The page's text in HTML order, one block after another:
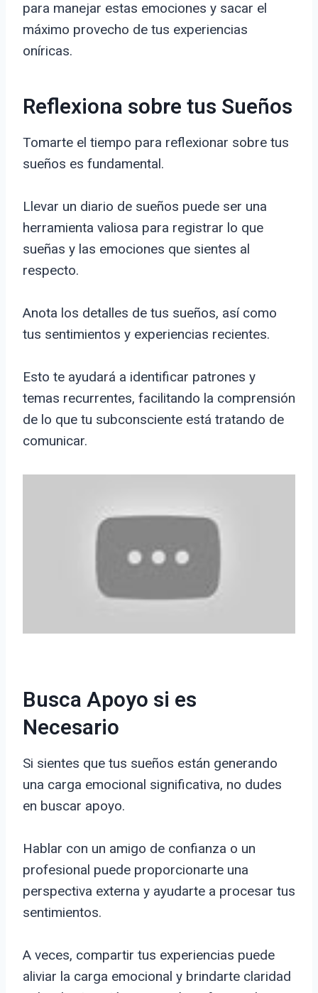
para manejar estas emociones y sacar el
máximo provecho de tus experiencias
oníricas.
Reflexiona sobre tus Sueños
Tomarte el tiempo para reflexionar sobre tus
sueños es fundamental.
Llevar un diario de sueños puede ser una
herramienta valiosa para registrar lo que
sueñas y las emociones que sientes al
respecto.
Anota los detalles de tus sueños, así como
tus sentimientos y experiencias recientes.
Esto te ayudará a identificar patrones y
temas recurrentes, facilitando la comprensión
de lo que tu subconsciente está tratando de
comunicar.
Busca Apoyo si es
Necesario
Si sientes que tus sueños están generando
una carga emocional significativa, no dudes
en buscar apoyo.
Hablar con un amigo de confianza o un
profesional puede proporcionarte una
perspectiva externa y ayudarte a procesar tus
sentimientos.
A veces, compartir tus experiencias puede
aliviar la carga emocional y brindarte claridad